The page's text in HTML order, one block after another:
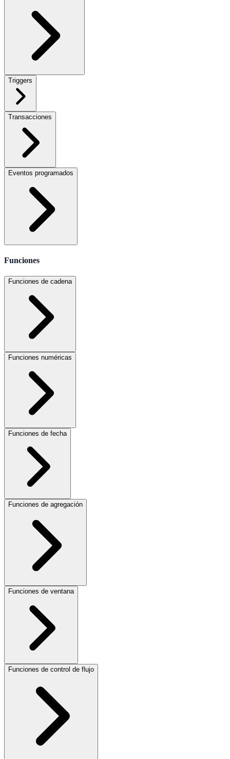
Triggers
Transacciones
Eventos programados
Funciones
Funciones de cadena
Funciones numéricas
Funciones de fecha
Funciones de agregación
Funciones de ventana
Funciones de control de flujo